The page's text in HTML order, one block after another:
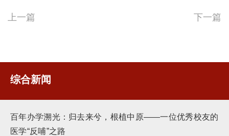
上一篇 下一篇
综合新闻
百年办学溯光：归去来兮，根植中原——一位优秀校友的
医学“反哺”之路